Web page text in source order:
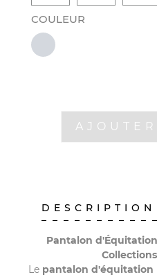
COULEUR
Pantalon
Le pantalon d'équitation